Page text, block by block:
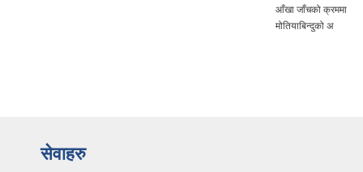
आँखा जाँचको क्रममा
मोतियाबिन्दुको अ
सेवाहरु